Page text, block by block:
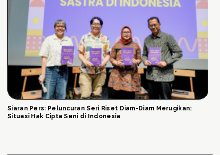
Siaran Pers: Peluncuran Seri Riset Diam-Diam Merugikan:
Situasi Hak Cipta Seni di Indonesia